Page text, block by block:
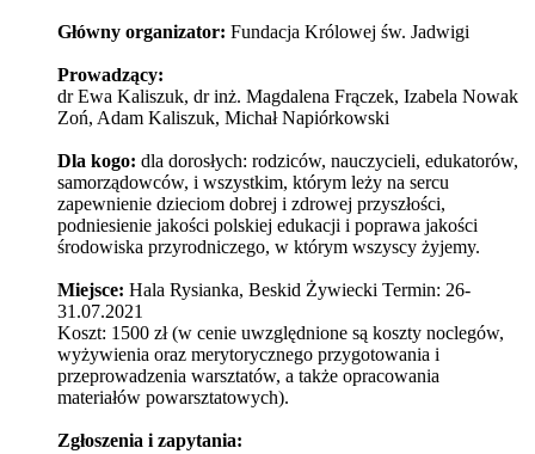
Główny organizator: Fundacja Królowej św. Jadwigi
Prowadzący:
dr Ewa Kaliszuk, dr inż. Magdalena Frączek, Izabela Nowak
Zoń, Adam Kaliszuk, Michał Napiórkowski
Dla kogo: dla dorosłych: rodziców, nauczycieli, edukatorów,
samorządowców, i wszystkim, którym leży na sercu
zapewnienie dzieciom dobrej i zdrowej przyszłości,
podniesienie jakości polskiej edukacji i poprawa jakości
środowiska przyrodniczego, w którym wszyscy żyjemy.
Miejsce: Hala Rysianka, Beskid Żywiecki Termin: 26-
31.07.2021
Koszt: 1500 zł (w cenie uwzględnione są koszty noclegów,
wyżywienia oraz merytorycznego przygotowania i
przeprowadzenia warsztatów, a także opracowania
materiałów powarsztatowych).
Zgłoszenia i zapytania: